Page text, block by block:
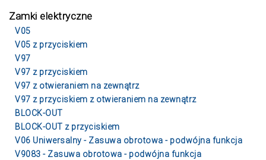
Zamki elektryczne
V05
V05 z przyciskiem
V97
V97 z przyciskiem
V97 z otwieraniem na zewnątrz
V97 z przyciskiem z otwieraniem na zewnątrz
BLOCK-OUT
BLOCK-OUT z przyciskiem
V06 Uniwersalny - Zasuwa obrotowa - podwójna funkcja
V9083 - Zasuwa obrotowa - podwójna funkcja